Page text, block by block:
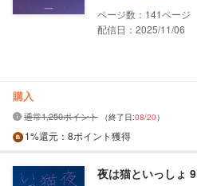
141
配信日：2025/11/06
購入
通常1,250ポイント （終了日:08/20）
1%還元 ：8ポイント獲得
夜は猫といっしょ 9